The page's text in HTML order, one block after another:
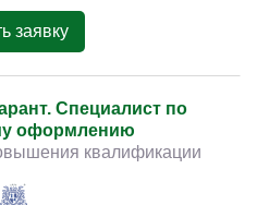
заявку
Специалист по
оформлению
квалификации